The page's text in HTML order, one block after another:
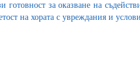
готовност за оказване на
на хората с увреждания и